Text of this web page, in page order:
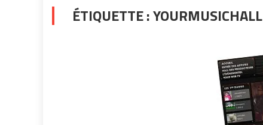
ÉTIQUETTE :YOURMUSICHALL